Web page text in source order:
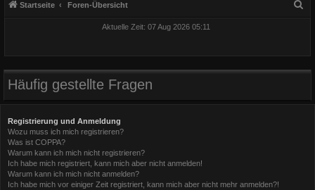
Startseite Foren-Übersicht
e
Aktuelle Zeit: 07 Aug 2026 05:11
Häufig gestellte Fragen
Registrierung und Anmeldung
Wozu muss ich mich registrieren?
Was ist COPPA?
Warum kann ich mich nicht registrieren?
Ich habe mich registriert, kann mich aber nicht anmelden!
Warum kann ich mich nicht anmelden?
Ich habe mich vor einiger Zeit registriert, kann mich aber nicht mehr anmelden?!